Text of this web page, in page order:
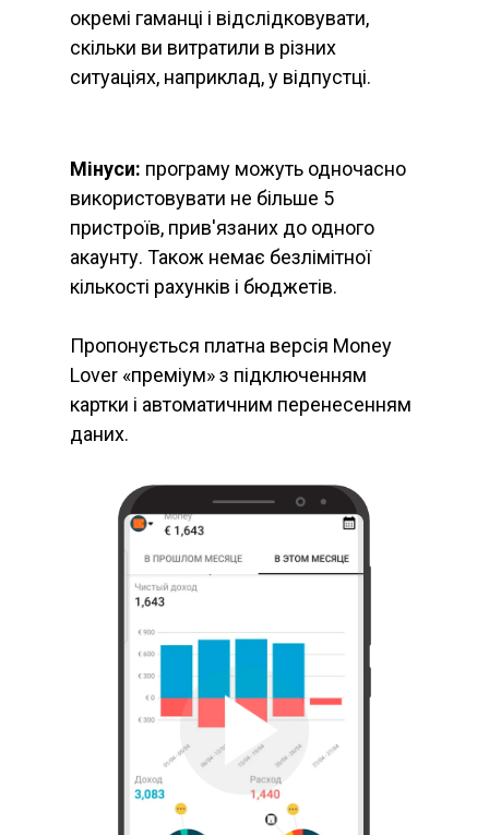
окремі гаманці і відслідковувати,
скільки ви витратили в різних
ситуаціях, наприклад, у відпустці.
Мінуси: програму можуть одночасно
використовувати не більше 5
пристроїв, прив'язаних до одного
акаунту. Також немає безлімітної
кількості рахунків і бюджетів.
Пропонується платна версія Money
Lover «преміум» з підключенням
картки і автоматичним перенесенням
даних.